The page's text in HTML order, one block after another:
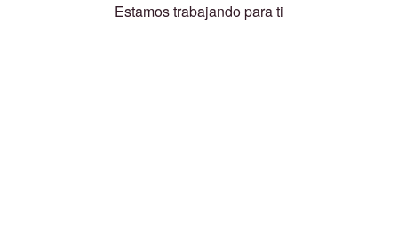
Estamos trabajando para ti